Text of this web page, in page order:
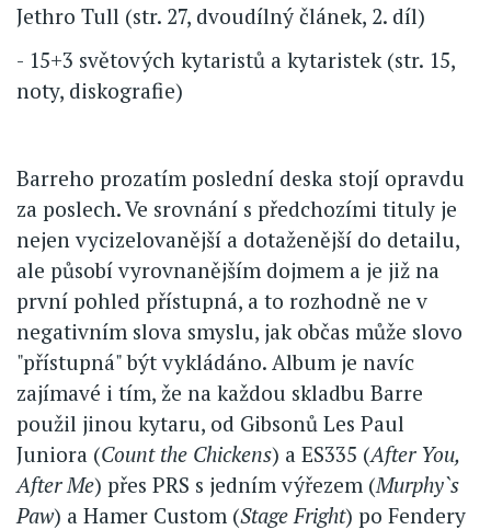
Jethro Tull (str. 27, dvoudílný článek, 2. díl)
- 15+3 světových kytaristů a kytaristek (str. 15,
noty, diskografie)
Barreho prozatím poslední deska stojí opravdu
za poslech. Ve srovnání s předchozími tituly je
nejen vycizelovanější a dotaženější do detailu,
ale působí vyrovnanějším dojmem a je již na
první pohled přístupná, a to rozhodně ne v
negativním slova smyslu, jak občas může slovo
"přístupná" být vykládáno. Album je navíc
zajímavé i tím, že na každou skladbu Barre
použil jinou kytaru, od Gibsonů Les Paul
Juniora (Count the Chickens) a ES335 (After You,
After Me) přes PRS s jedním výřezem (Murphy`s
Paw) a Hamer Custom (Stage Fright) po Fendery